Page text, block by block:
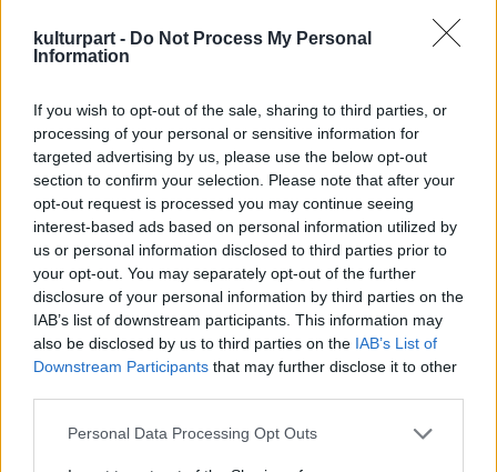
kulturpart - Do Not Process My Personal
Information
If you wish to opt-out of the sale, sharing to third parties, or
processing of your personal or sensitive information for
targeted advertising by us, please use the below opt-out
section to confirm your selection. Please note that after your
opt-out request is processed you may continue seeing
interest-based ads based on personal information utilized by
us or personal information disclosed to third parties prior to
your opt-out. You may separately opt-out of the further
disclosure of your personal information by third parties on the
IAB’s list of downstream participants. This information may
also be disclosed by us to third parties on the IAB’s List of
Downstream Participants that may further disclose it to other
Please note that this website/app uses one or more Google
Personal Data Processing Opt Outs
Amikor a koncertet lemondják, a három
punkzenész nem adja fel. Tervük azonban a
barátsága is veszélybe kerül. A film
főszereplőjével és társrendezőjével,
Francesco Turbantival a vetítés után
közönségtalálkozó lesz. A film november 15-
én is látható lesz.
November 11-én 19.30-kor Paolo Virzì az idei
Velencei Filmfesztiválon díjjal méltatott
Szárazság (Siccità) című filmje lesz műsoron.
Rómában három éve nem esett az eső és a
vízhiány felborítja a szabályokat és a
szokásokat. Miközben a film szereplői mind a
saját megváltásukat keresik, életük
egyszerre ironikus és tragikus módon